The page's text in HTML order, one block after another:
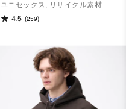
ユニセックス, リサイクル素材
4.5 (259)